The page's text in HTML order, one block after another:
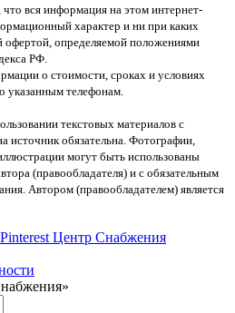
вся информация на этом интернет-
характер и ни при каких
офертой, определяемой положениями
РФ.
о стоимости, сроках и условиях
указанным телефонам.
текстовых материалов с
источник обязательна. Фотографии,
могут быть использованы
(правообладателя) и с обязательным
Автором (правообладателем) является